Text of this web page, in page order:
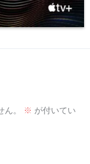
。 ※ が付いてい